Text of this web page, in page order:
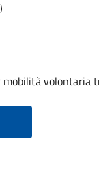
)
mobilità volontaria